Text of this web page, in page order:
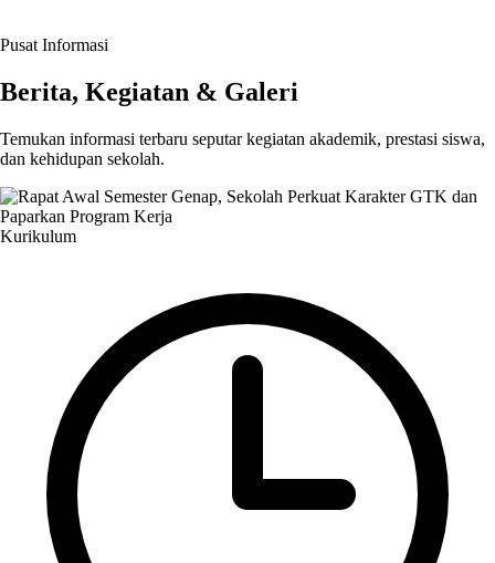
Pusat Informasi
Berita, Kegiatan & Galeri
Temukan informasi terbaru seputar kegiatan akademik, prestasi siswa,
dan kehidupan sekolah.
Kurikulum